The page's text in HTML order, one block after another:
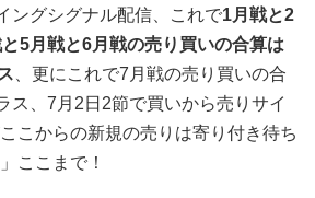
ングシグナル配信、これで1月戦と2
5月戦と6月戦の売り買いの合算は
、更にこれで7月戦の売り買いの合
ス、7月2日2節で買いから売りサイ
こからの新規の売りは寄り付き待ち
ここまで！